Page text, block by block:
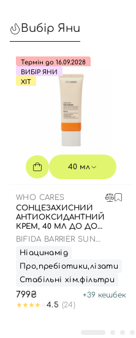
Вибір Яни
Термін до 16.09.2028
ВИБІР ЯНИ
ХІТ
40 мл
WHO CARES
СОНЦЕЗАХИСНИЙ
АНТИОКСИДАНТНИЙ
КРЕМ, 40 МЛ ДО ДО
16.09.2028 РОКУ
BIFIDA BARRIER SUN
CREAM
Ніацинамід
Про,пребіотики,лізати
Стабільні хім.фільтри
799₴ +39 кешбек
4.5 (24)